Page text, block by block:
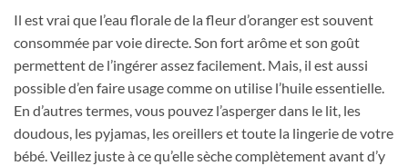
Il est vrai que l’eau florale de la fleur d’oranger est souvent
consommée par voie directe. Son fort arôme et son goût
permettent de l’ingérer assez facilement. Mais, il est aussi
possible d’en faire usage comme on utilise l’huile essentielle.
En d’autres termes, vous pouvez l’asperger dans le lit, les
doudous, les pyjamas, les oreillers et toute la lingerie de votre
bébé. Veillez juste à ce qu’elle sèche complètement avant d’y